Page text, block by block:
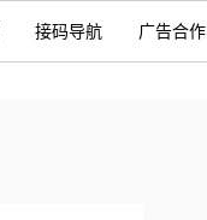
接码导航 广告合作